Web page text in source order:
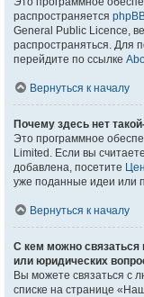
распространяется
General Public Licence,
распространяться. Для
перейдите по ссылке
Вернуться к началу
Почему здесь нет
Это программное
Limited. Если вы
добавлена, посетите
уже поданные идеи или
Вернуться к началу
С кем можно связаться
или юридических
Вы можете связаться с
списке на странице